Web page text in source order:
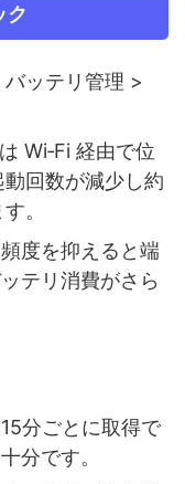
ク
バッテリ管理 >
Wi‑Fi 経由で位
回数が減少し約
。
度を抑えると端
テリ消費がさら
分ごとに取得で
分です。